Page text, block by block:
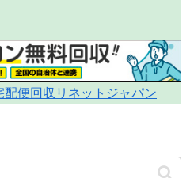
配便回収リネットジャパン